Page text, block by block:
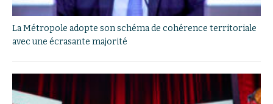
La Métropole adopte son schéma de cohérence territoriale
avec une écrasante majorité